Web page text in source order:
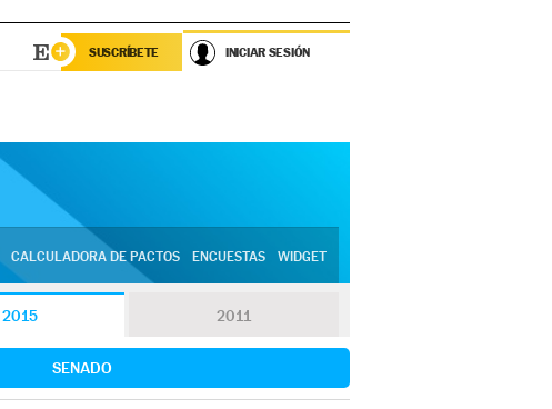
SUSCRÍBETE INICIAR SESIÓN
CALCULADORA DE PACTOS ENCUESTAS WIDGET
2015 2011
SENADO